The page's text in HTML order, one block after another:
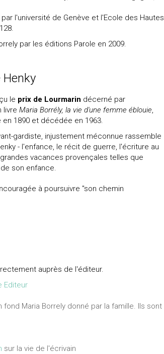
l'université de Genève et l'Ecole des Hautes
par les éditions Parole en 2009.
Henky
le prix de Lourmarin décerné par
livre Maria Borrély, la vie d'une femme éblouie,
1890 et décédée en 1963.
gardiste, injustement méconnue rassemble
- l'enfance, le récit de guerre, l'écriture au
vacances provençales telles que
son enfance.
à poursuivre "son chemin
auprès de l'éditeur.
Editeur
Maria Borrely donné par la famille. Ils sont
sur la vie de l'écrivain